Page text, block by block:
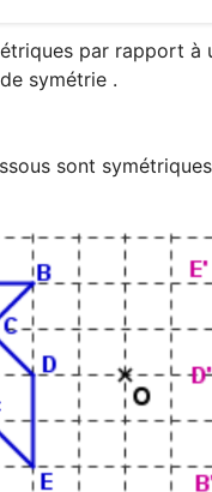
par rapport
symétrie .
sont